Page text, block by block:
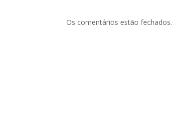
Os comentários estão fechados.